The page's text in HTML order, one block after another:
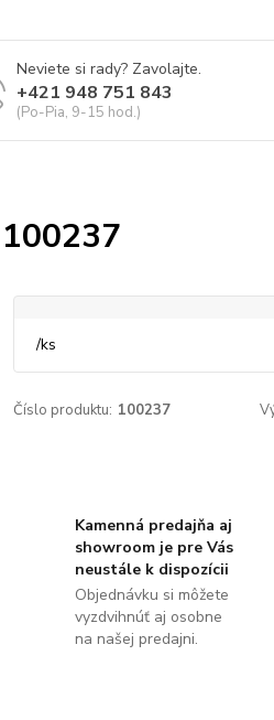
Neviete si rady? Zavolajte.
+421 948 751 843
(Po-Pia, 9-15 hod.)
/ks
Číslo produktu: 100237
Kamenná predajňa aj
showroom je pre Vás
neustále k dispozícii
Objednávku si môžete
vyzdvihnúť aj osobne
na našej predajni.